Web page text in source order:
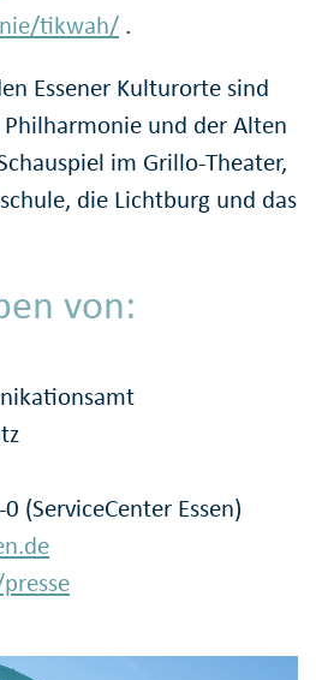
tikwah/ .
Essener Kulturorte sind
und der Alten
im Grillo-Theater,
die Lichtburg und das
von:
(ServiceCenter Essen)